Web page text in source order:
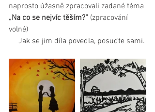
naprosto úžasně zpracovali zadané téma
„Na co se nejvíc těším?“ (zpracování
volné)
     Jak se jim díla povedla, posuďte sami.